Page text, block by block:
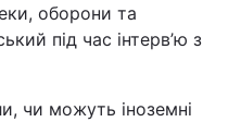
оборони та
під час інтерв’ю з
чи можуть іноземні